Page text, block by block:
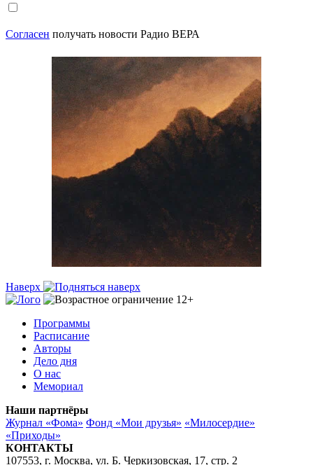
Согласен получать новости Радио ВЕРА
Наверх
Программы
Расписание
Авторы
Дело дня
О нас
Мемориал
Наши партнёры
Журнал «Фома» Фонд «Мои друзья» «Милосердие»
«Приходы»
КОНТАКТЫ
107553, г. Москва, ул. Б. Черкизовская, 17, стр. 2